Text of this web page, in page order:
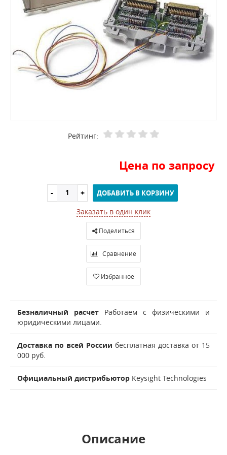
Рейтинг:
Цена по запросу
ДОБАВИТЬ В КОРЗИНУ
Заказать в один клик
Поделиться
Сравнение
Избранное
Безналичный расчет Работаем с физическими и
юридическими лицами.
Доставка по всей России бесплатная доставка от 15
000 руб.
Официальный дистрибьютор Keysight Technologies
Описание